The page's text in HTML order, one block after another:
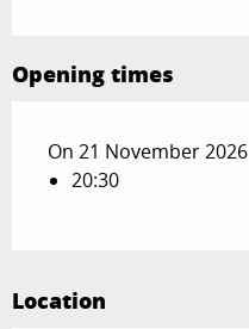
Opening times
On 21 November 2026
20:30
Location